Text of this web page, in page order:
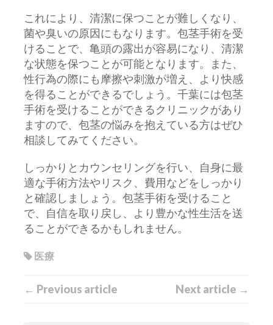
これにより、清潔に保つことが難しくなり、
菌や臭いの原因にもなります。包茎手術を受
けることで、亀頭の露出が容易になり、清潔
な状態を保つことが可能となります。また、
性行為の際にも摩擦や刺激が増え、より快感
を得ることができるでしょう。千葉には包茎
手術を受けることができるクリニックがあり
ますので、包茎の悩みを抱えている方はぜひ
相談してみてください。
しっかりとカウンセリングを行い、自身に最
適な手術方法やリスク、費用などをしっかり
と確認しましょう。包茎手術を受けること
で、自信を取り戻し、より豊かな性生活を送
ることができるかもしれません。
医療
← Previous article Next article →